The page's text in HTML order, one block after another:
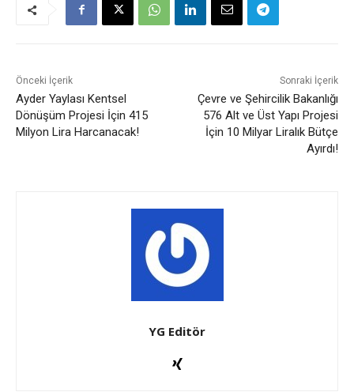
Önceki İçerik
Ayder Yaylası Kentsel
Dönüşüm Projesi İçin 415
Milyon Lira Harcanacak!
Sonraki İçerik
Çevre ve Şehircilik Bakanlığı
576 Alt ve Üst Yapı Projesi
İçin 10 Milyar Liralık Bütçe
Ayırdı!
YG Editör